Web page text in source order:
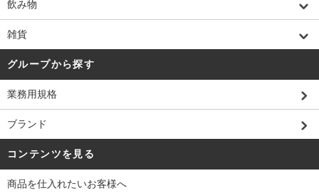
飲み物
雑貨
グループから探す
業務用規格
ブランド
コンテンツを見る
商品を仕入れたいお客様へ